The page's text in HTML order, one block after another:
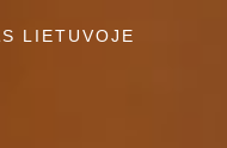
LIETUVOJE